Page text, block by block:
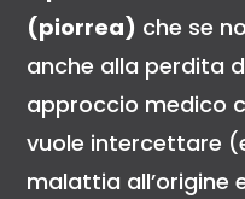
(piorrea) che se
anche alla perdita
approccio medico
vuole intercettare
malattia all’origine